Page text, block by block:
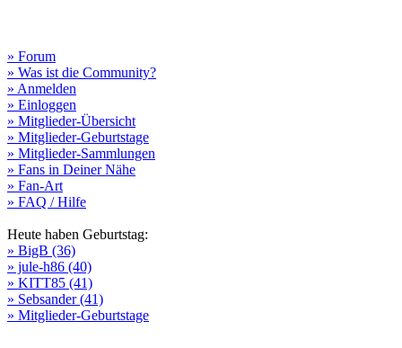
» Forum
» Was ist die Community?
» Anmelden
» Einloggen
» Mitglieder-Übersicht
» Mitglieder-Geburtstage
» Mitglieder-Sammlungen
» Fans in Deiner Nähe
» Fan-Art
» FAQ / Hilfe
Heute haben Geburtstag:
» BigB (36)
» jule-h86 (40)
» KITT85 (41)
» Sebsander (41)
» Mitglieder-Geburtstage